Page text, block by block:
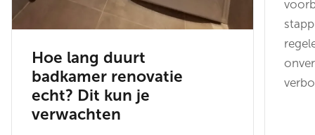
Hoe lang duurt
badkamer renovatie
echt? Dit kun je
verwachten